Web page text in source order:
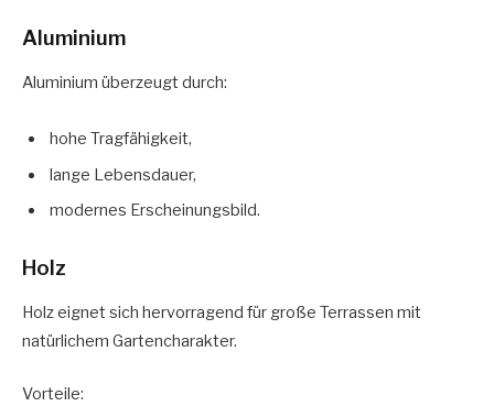
Aluminium
Aluminium überzeugt durch:
hohe Tragfähigkeit,
lange Lebensdauer,
modernes Erscheinungsbild.
Holz
Holz eignet sich hervorragend für große Terrassen mit
natürlichem Gartencharakter.
Vorteile: